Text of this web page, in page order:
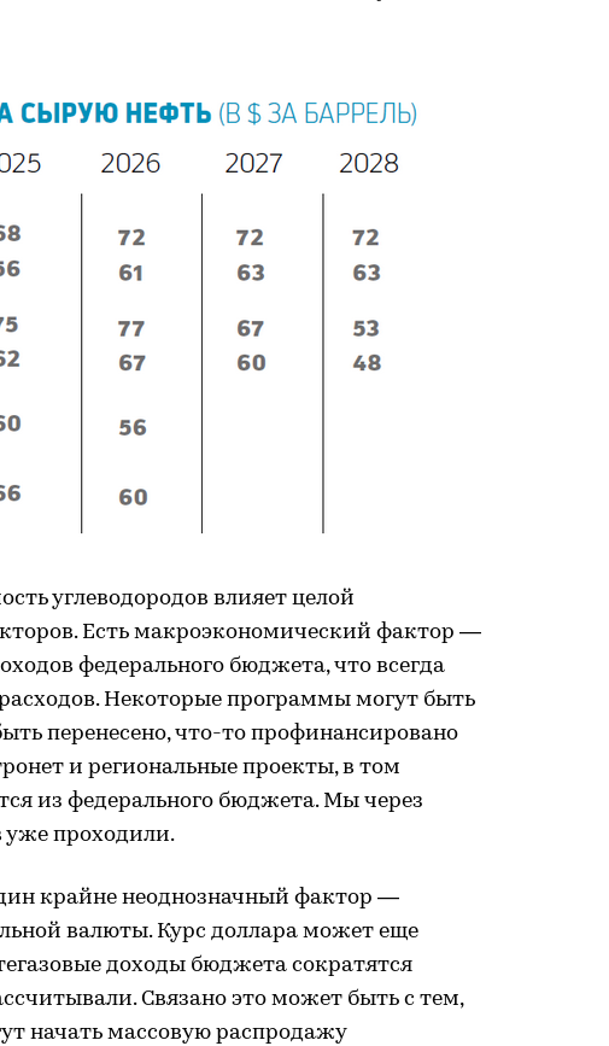
углеводородов влияет целой
Есть макроэкономический фактор —
федерального бюджета, что всегда
Некоторые программы могут быть
перенесено, что-то профинансировано
и региональные проекты, в том
из федерального бюджета. Мы через
уже проходили.
крайне неоднозначный фактор —
валюты. Курс доллара может еще
доходы бюджета сократятся
Связано это может быть с тем,
начать массовую распродажу